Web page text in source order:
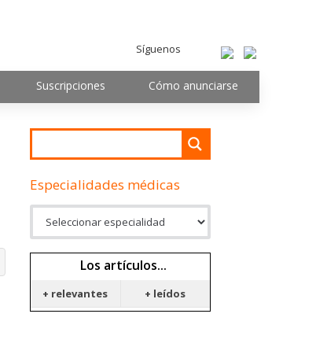
Síguenos
Suscripciones Cómo anunciarse
Especialidades médicas
Los artículos...
+ relevantes + leídos